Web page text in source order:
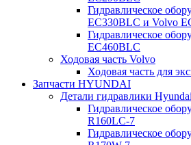
Гидравлическое
EC330BLC и Volvo
Гидравлическое
EC460BLC
Ходовая часть Volvo
Ходовая часть для
Запчасти HYUNDAI
Детали гидравлики Hyundai
Гидравлическое
R160LC-7
Гидравлическое